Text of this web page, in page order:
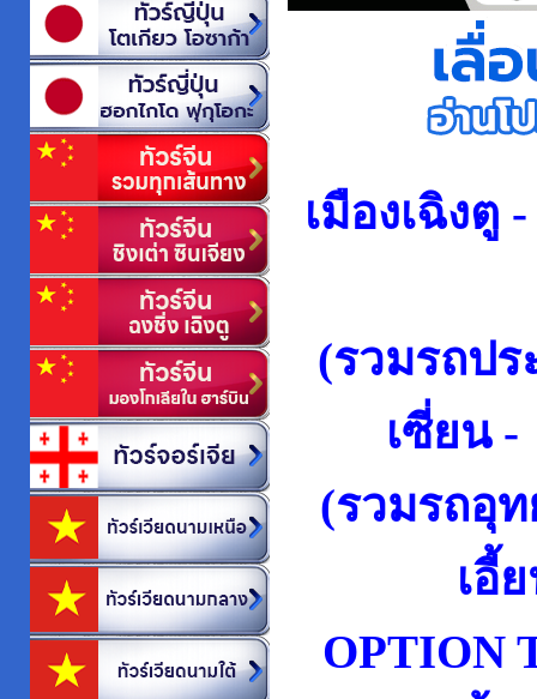
เมืองเฉิงตู
(รวมรถป
เซี่ยน -
(รวมรถอุ
เอี้
OPTION